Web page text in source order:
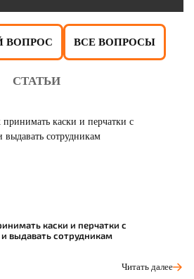
ВОПРОС ВСЕ ВОПРОСЫ
СТАТЬИ
каски и перчатки с
выдавать сотрудникам
Читать далее